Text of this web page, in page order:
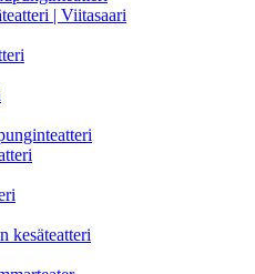
| Viitasaari
kesäteatteri